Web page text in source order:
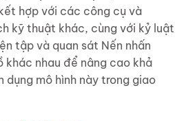
hợp với các công cụ và
kỹ thuật khác, cùng với kỷ luật
tập và quan sát Nến nhấn
khác nhau để nâng cao khả
dụng mô hình này trong giao